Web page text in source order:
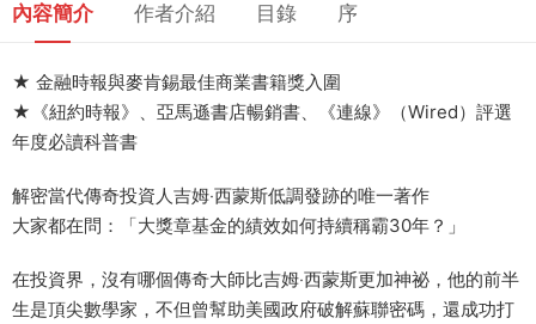
內容簡介 作者介紹 目錄 序
★ 金融時報與麥肯錫最佳商業書籍獎入圍
★《紐約時報》、亞馬遜書店暢銷書、《連線》（Wired）評選
年度必讀科普書
解密當代傳奇投資人吉姆‧西蒙斯低調發跡的唯一著作
大家都在問：「大獎章基金的績效如何持續稱霸30年？」
在投資界，沒有哪個傳奇大師比吉姆‧西蒙斯更加神祕，他的前半
生是頂尖數學家，不但曾幫助美國政府破解蘇聯密碼，還成功打